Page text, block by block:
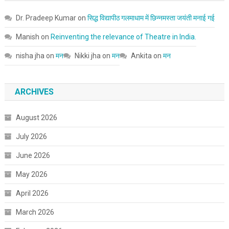
Dr. Pradeep Kumaron सिद्ध विद्यापीठ गलमाधाम में छिन्नमस्ता जयंती मनाई गई
Manish on Reinventing the relevance of Theatre in India.
nisha jha on मन Nikki jha on मन Ankita on मन
ARCHIVES
August 2026
July 2026
June 2026
May 2026
April 2026
March 2026